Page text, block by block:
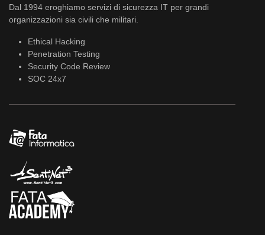
Dal 1994 eroghiamo servizi di sicurezza IT per grandi
organizzazioni sia civili che militari.
Ethical Hacking
Penetration Testing
Security Code Review
SOC 24x7